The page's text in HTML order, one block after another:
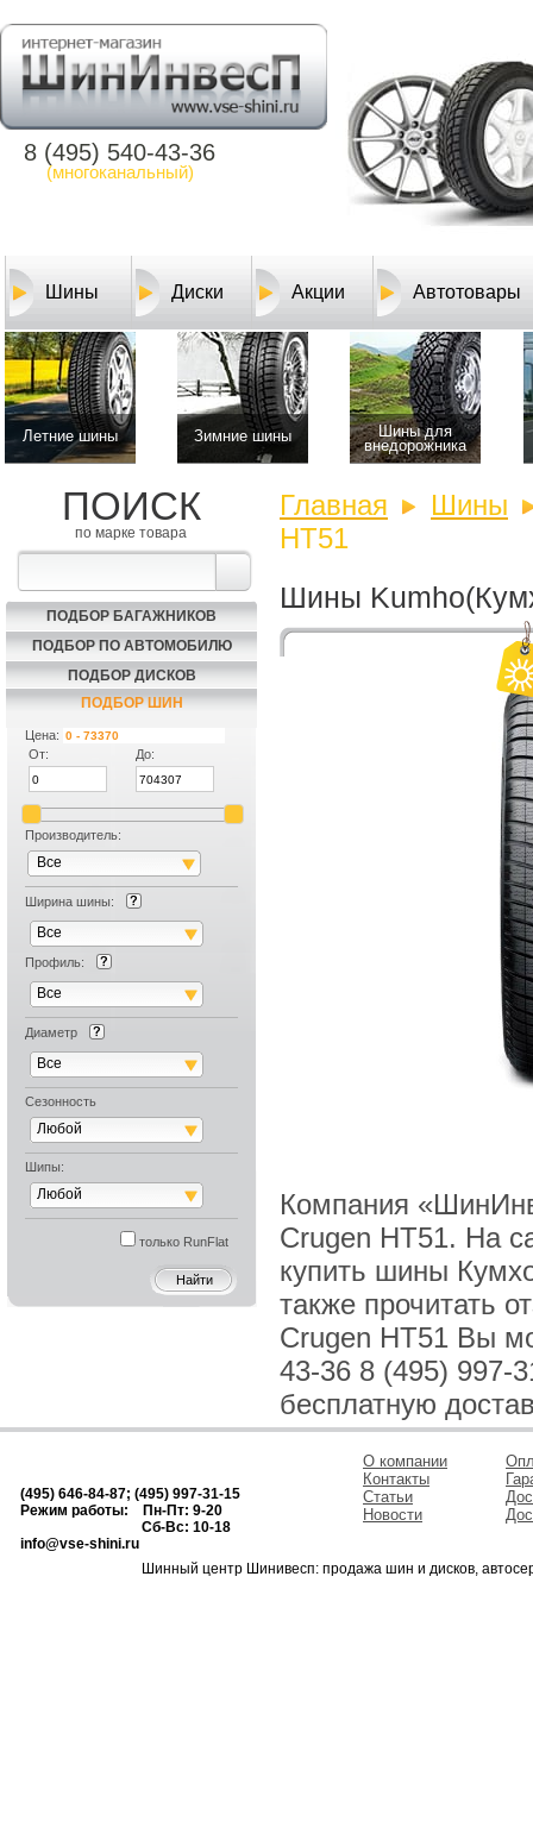
8 (495) 540-43-36
(многоканальный)
Шины Диски Акции Автотовары
Летние шины Зимние шины
Шины для
внедорожника
ПОИСК
по марке товара
ПОДБОР БАГАЖНИКОВ
ПОДБОР ПО АВТОМОБИЛЮ
ПОДБОР ДИСКОВ
ПОДБОР ШИН
Цена:
От:
До:
Производитель:
Все
Ширина шины:
Все
Профиль:
Все
Диаметр
Все
Сезонность
Любой
Шипы:
Любой
только RunFlat
Главная
Шины
HT51
Шины
Скидка
Сезонное
Товара нет
Компания
Crugen HT51. На
купить шины
также прочитать
Crugen HT51 Вы
43-36 8 (495) 997-
бесплатную
(495) 646-84-87; (495) 997-31-15
Режим работы: Пн-Пт: 9-20
Сб-Вс: 10-18
info@vse-shini.ru
О компании
Контакты
Статьи
Новости
Шинный центр Шинивесп: продажа шин и дисков,